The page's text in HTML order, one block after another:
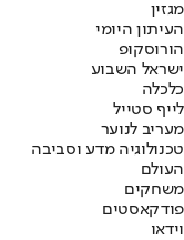
מגזין
העיתון היומי
הורוסקופ
ישראל השבוע
כלכלה
לייף סטייל
מעריב לנוער
טכנולוגיה מדע וסביבה
העולם
משחקים
פודקאסטים
וידאו